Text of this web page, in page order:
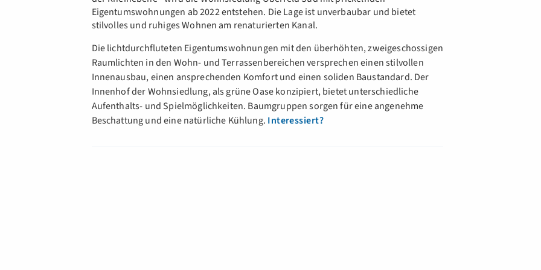
Eigentumswohnungen ab 2022 entstehen. Die Lage ist unverbaubar und bietet
stilvolles und ruhiges Wohnen am renaturierten Kanal.
Die lichtdurchfluteten Eigentumswohnungen mit den überhöhten, zweigeschossigen
Raumlichten in den Wohn- und Terrassenbereichen versprechen einen stilvollen
Innenausbau, einen ansprechenden Komfort und einen soliden Baustandard. Der
Innenhof der Wohnsiedlung, als grüne Oase konzipiert, bietet unterschiedliche
Aufenthalts- und Spielmöglichkeiten. Baumgruppen sorgen für eine angenehme
Beschattung und eine natürliche Kühlung. Interessiert?